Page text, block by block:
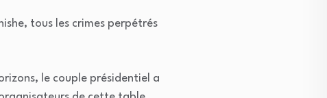
tous les crimes perpétrés
le couple présidentiel a